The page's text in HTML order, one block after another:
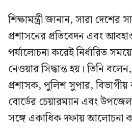
শিক্ষামন্ত্রী জানান, সারা দেশের
প্রশাসনের প্রতিবেদন এবং
পর্যালোচনা করেই নির্ধারিত
নেওয়ার সিদ্ধান্ত হয়। তিনি
প্রশাসক, পুলিশ সুপার, বিভাগীয়
বোর্ডের চেয়ারম্যান এবং উপজেলা
সঙ্গে একাধিক দফায় আলোচনা